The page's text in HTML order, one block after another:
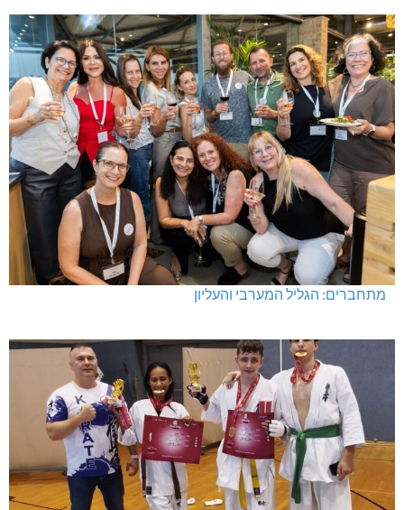
מתחברים: הגליל המערבי והעליון